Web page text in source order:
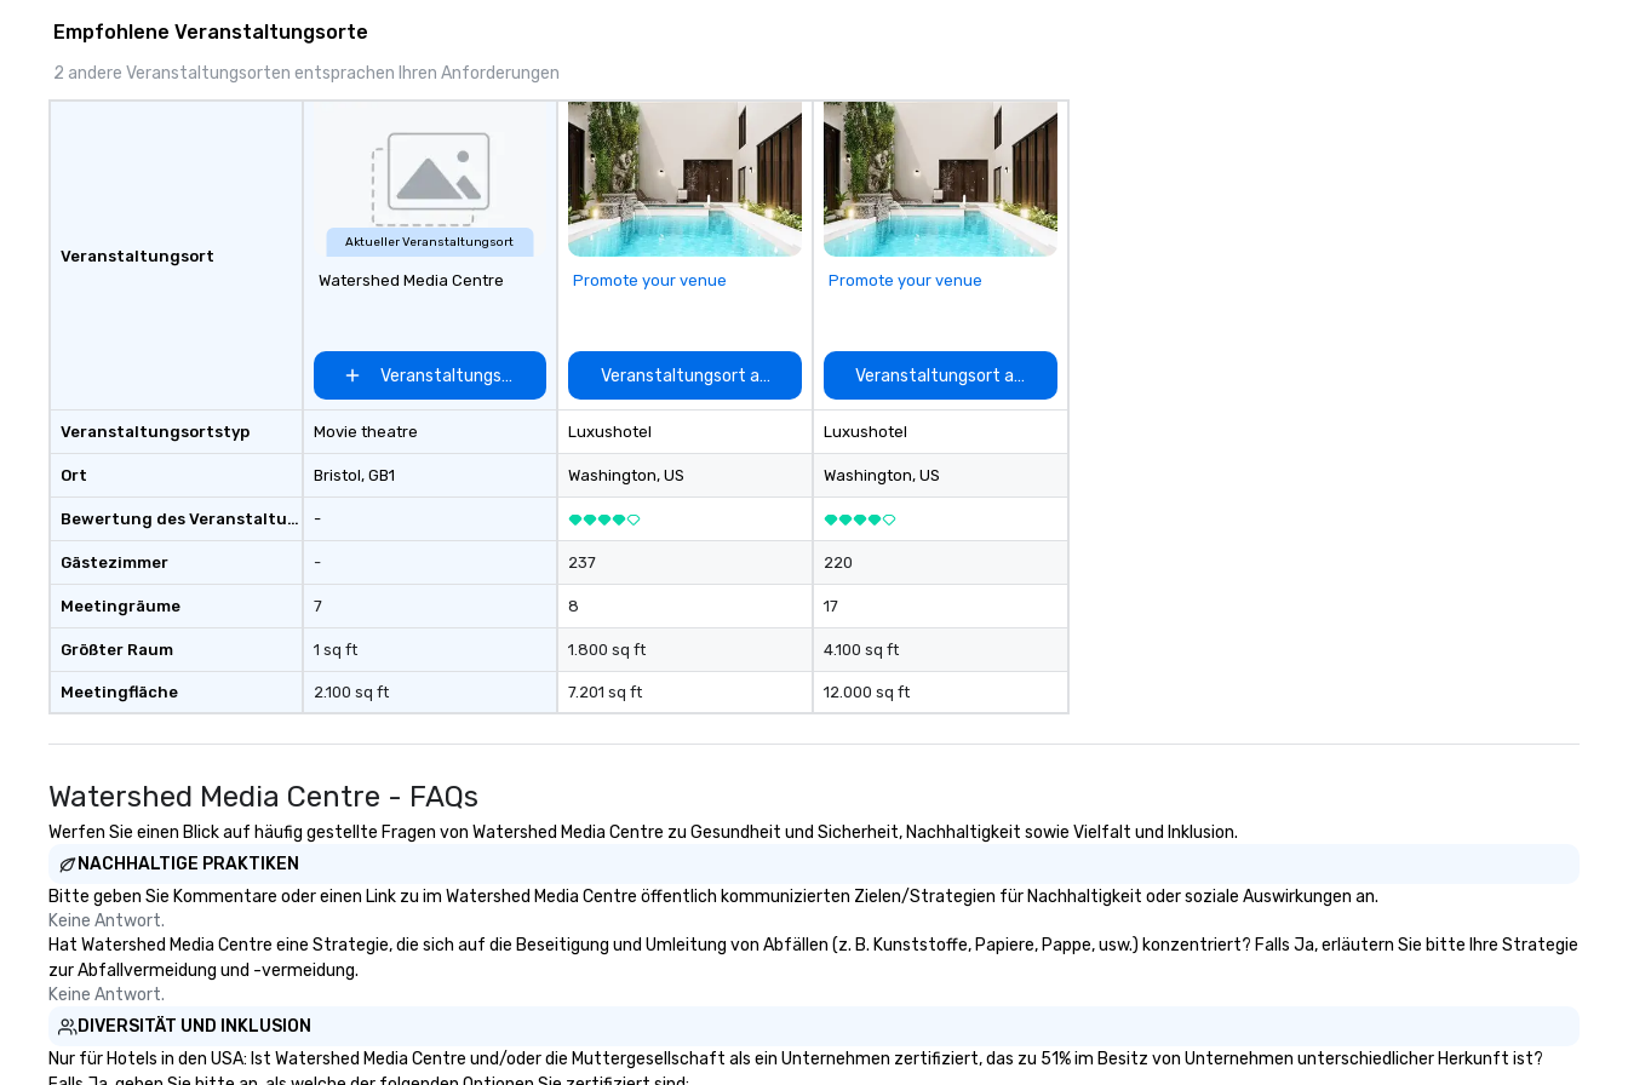
Spotify
focus on leather corporate gifts,
culminates here at Steel Horse
Leather. Explore our exquisite
collection today and make a
lasting impression with your next
corporate gift. Custom orders are
Digital Mockups available
Empfohlene Veranstaltungsorte
2 andere Veranstaltungsorten entsprachen Ihren Anforderungen
Veranstaltungsort
Veranstaltungsortstyp
Ort
Bewertung des Veranstaltungsortes
Gästezimmer
Meetingräume
Größter Raum
Meetingfläche
Aktueller Veranstaltungsort
Watershed Media Centre
Veranstaltungsort auswählen
Movie theatre
Bristol, GB1
-
-
7
1 sq ft
2.100 sq ft
Promote your venue
Veranstaltungsort auswählen
Luxushotel
Washington, US
237
8
1.800 sq ft
7.201 sq ft
Promote your venue
Veranstaltungsort auswählen
Luxushotel
Washington, US
220
17
4.100 sq ft
12.000 sq ft
Watershed Media Centre - FAQs
Werfen Sie einen Blick auf häufig gestellte Fragen von Watershed Media Centre zu Gesundheit und Sicherheit, Nachhaltigkeit sowie Vielfalt und Inklusion.
NACHHALTIGE PRAKTIKEN
Bitte geben Sie Kommentare oder einen Link zu im Watershed Media Centre öffentlich kommunizierten Zielen/Strategien für Nachhaltigkeit oder soziale Auswirkungen an.
Keine Antwort.
Hat Watershed Media Centre eine Strategie, die sich auf die Beseitigung und Umleitung von Abfällen (z. B. Kunststoffe, Papiere, Pappe, usw.) konzentriert? Falls Ja, erläutern Sie bitte Ihre Strategie
zur Abfallvermeidung und -vermeidung.
Keine Antwort.
DIVERSITÄT UND INKLUSION
Nur für Hotels in den USA: Ist Watershed Media Centre und/oder die Muttergesellschaft als ein Unternehmen zertifiziert, das zu 51% im Besitz von Unternehmen unterschiedlicher Herkunft ist?